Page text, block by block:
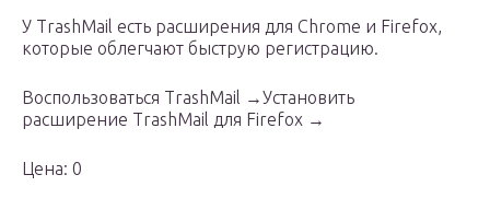
У TrashMail есть расширения для Chrome и Firefox,
которые облегчают быструю регистрацию.
Воспользоваться TrashMail →Установить
расширение TrashMail для Firefox →
Цена: 0